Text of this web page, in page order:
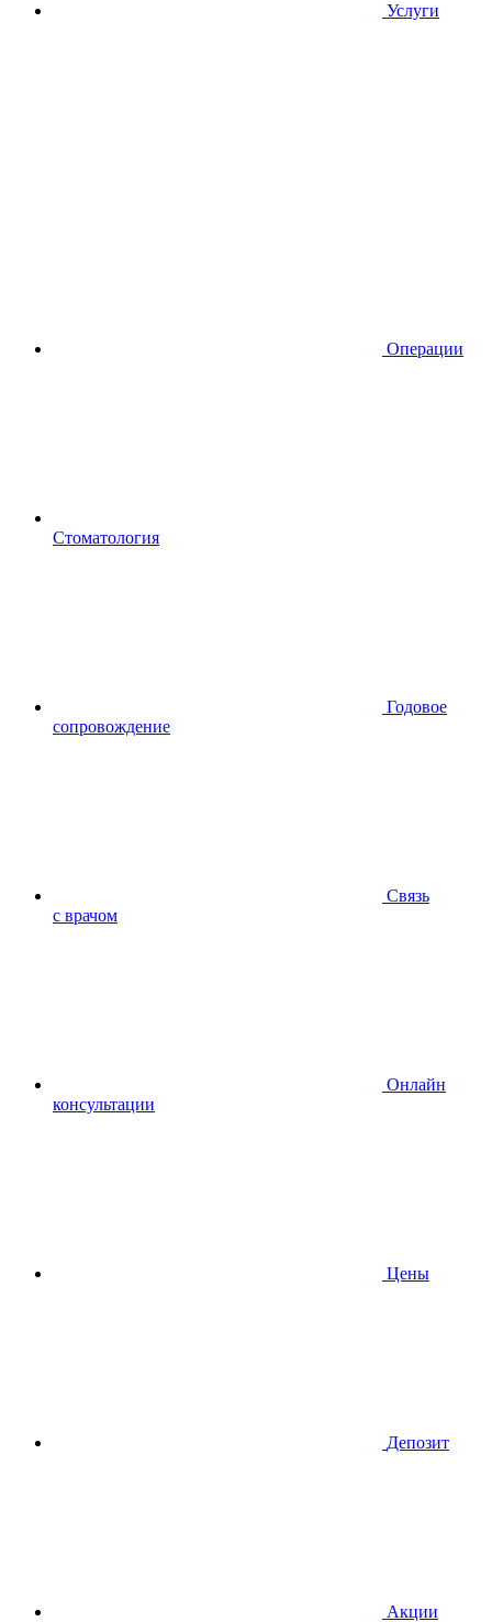
Услуги
Операции
Стоматология
Годовое
сопровождение
Связь
с врачом
Онлайн
консультации
Цены
Депозит
Акции